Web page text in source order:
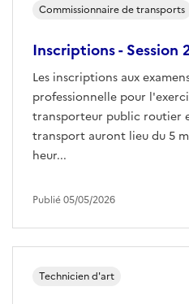
Inscriptions - Session
Les inscriptions aux
professionnelle pour
transporteur public routier
transport auront lieu du 5
heur...
Commissionnaire de transports
Publié 05/05/2026
Technicien d'art